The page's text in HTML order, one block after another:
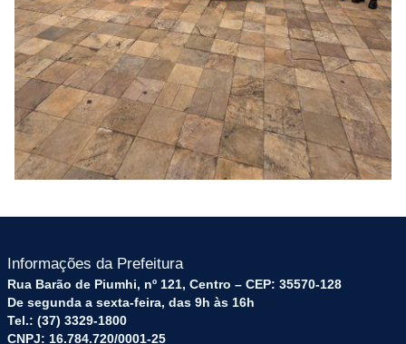
Informações da Prefeitura
Rua Barão de Piumhi, nº 121, Centro – CEP: 35570-128
De segunda a sexta-feira, das 9h às 16h
Tel.: (37) 3329-1800
CNPJ: 16.784.720/0001-25